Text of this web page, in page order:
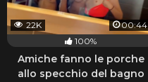
22K
00:44
100%
Amiche fanno le porche
allo specchio del bagno